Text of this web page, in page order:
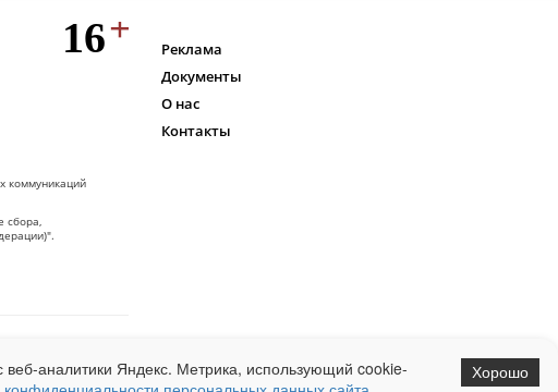
коммуникаций
сбора,
Реклама
Документы
О нас
Контакты
аналитики Яндекс. Метрика, использующий cookie-
Хорошо